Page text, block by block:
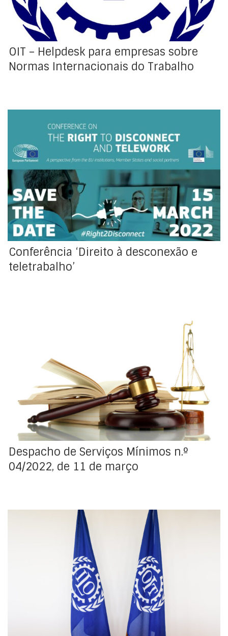
Este serviço presta […]
OIT – Helpdesk para empresas sobre
Normas Internacionais do Trabalho
Conferência ‘Direito à desconexão e teletrabalho’
Conferência ‘Direito à desconexão e
teletrabalho’
A FESAHT – Federação dos Sindicatos de Agricultura,
Alimentação, Bebidas, Hotelaria e Turismo de Portugal,
trabalhadores das empresas associadas em diversas
associações de empregadores, nomeadamente na
AHRESP – Associação da Hotelaria, Restauração e
Similares de Portugal, a prestar serviço nas cantinas,
refeitórios, fábricas de refeições e bares
concessionados, locais onde as empresas do setor da
alimentação prestam serviço, farão greve no dia 31 de
março de 2022.
Despacho de Serviços Mínimos n.º
04/2022, de 11 de março
O Conselho de Administração (CA) da Organização
Internacional do Trabalho (OIT), inicia hoje os seus
trabalhos. Um dos itens da agenda é a eleição do(a)
novo(a) Diretor(a)-Geral, para um mandato de 5 anos,
que terá início a 1 de outubro de 2022. Hoje, irão
realizar-se as audiências presenciais, a eleição […]